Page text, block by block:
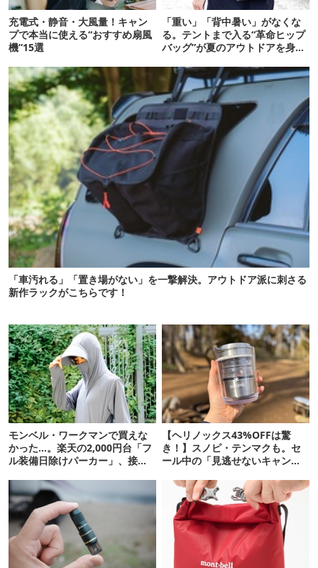
充電式・静音・大風量！キャン
プで本当に使える“おすすめ扇風
機”15選
「重い」「背中暑い」がなくな
る。テントまで入る“革命ヒップ
バッグ”が夏のアウトドアを身軽
「車汚れる」「置き場がない」を一撃解決。アウトドア派に刺さる
新作ラックがこちらです！
モンベル・ワークマンで買えな
かった…。楽天の2,000円台「フ
ル装備日除けパーカー」、接触
【ヘリノックス43%OFFは驚
き！】スノピ・テンマクも。セ
ール中の「見逃せないキャンプ